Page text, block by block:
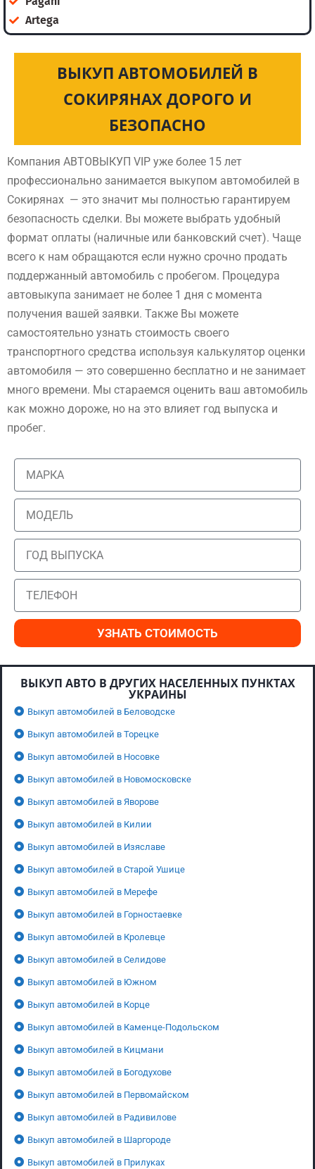
Artega
ВЫКУП АВТОМОБИЛЕЙ В
СОКИРЯНАХ ДОРОГО И
БЕЗОПАСНО
Компания АВТОВЫКУП VIP уже более 15 лет
профессионально занимается выкупом автомобилей в
Сокирянах — это значит мы полностью гарантируем
безопасность сделки. Вы можете выбрать удобный
формат оплаты (наличные или банковский счет). Чаще
всего к нам обращаются если нужно срочно продать
поддержанный автомобиль с пробегом. Процедура
автовыкупа занимает не более 1 дня с момента
получения вашей заявки. Также Вы можете
самостоятельно узнать стоимость своего
транспортного средства используя калькулятор оценки
автомобиля — это совершенно бесплатно и не занимает
много времени. Мы стараемся оценить ваш автомобиль
как можно дороже, но на это влияет год выпуска и
пробег.
УЗНАТЬ СТОИМОСТЬ
ВЫКУП АВТО В ДРУГИХ НАСЕЛЕННЫХ ПУНКТАХ
УКРАИНЫ
Выкуп автомобилей в Беловодске
Выкуп автомобилей в Торецке
Выкуп автомобилей в Носовке
Выкуп автомобилей в Новомосковске
Выкуп автомобилей в Яворове
Выкуп автомобилей в Килии
Выкуп автомобилей в Изяславе
Выкуп автомобилей в Старой Ушице
Выкуп автомобилей в Мерефе
Выкуп автомобилей в Горностаевке
Выкуп автомобилей в Кролевце
Выкуп автомобилей в Селидове
Выкуп автомобилей в Южном
Выкуп автомобилей в Корце
Выкуп автомобилей в Каменце-Подольском
Выкуп автомобилей в Кицмани
Выкуп автомобилей в Богодухове
Выкуп автомобилей в Первомайском
Выкуп автомобилей в Радивилове
Выкуп автомобилей в Шаргороде
Выкуп автомобилей в Прилуках